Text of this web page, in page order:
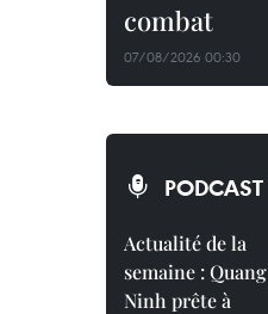
combat
07/08/2026 00:30
PODCAST
Actualité de la
semaine : Quang
Ninh prête à